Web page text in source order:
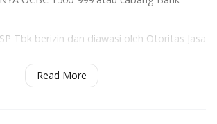
Tbk berizin dan diawasi oleh Otoritas Jasa
Read More